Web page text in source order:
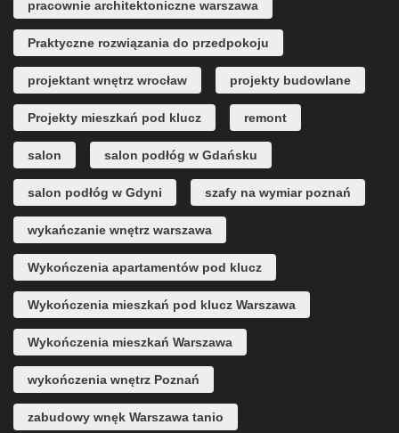
pracownie architektoniczne warszawa
Praktyczne rozwiązania do przedpokoju
projektant wnętrz wrocław projekty budowlane
Projekty mieszkań pod klucz remont
salon salon podłóg w Gdańsku
salon podłóg w Gdyni szafy na wymiar poznań
wykańczanie wnętrz warszawa
Wykończenia apartamentów pod klucz
Wykończenia mieszkań pod klucz Warszawa
Wykończenia mieszkań Warszawa
wykończenia wnętrz Poznań
zabudowy wnęk Warszawa tanio